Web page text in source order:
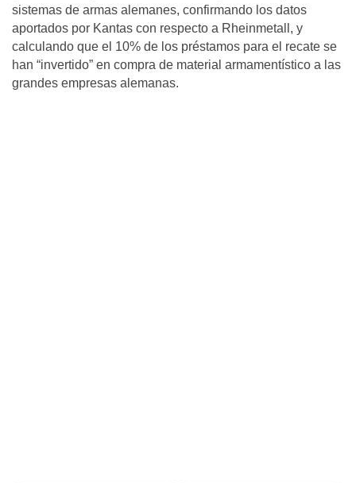
sistemas de armas alemanes, confirmando los datos
aportados por Kantas con respecto a Rheinmetall, y
calculando que el 10% de los préstamos para el recate se
han “invertido” en compra de material armamentístico a las
grandes empresas alemanas.